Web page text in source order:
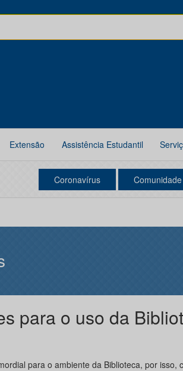
Extensão Assistência Estudantil
Coronavírus
para o uso da
para o ambiente da Biblioteca, por isso,